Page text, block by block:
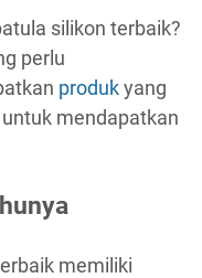
silikon terbaik?
perlu
produkyang
mendapatkan
memiliki